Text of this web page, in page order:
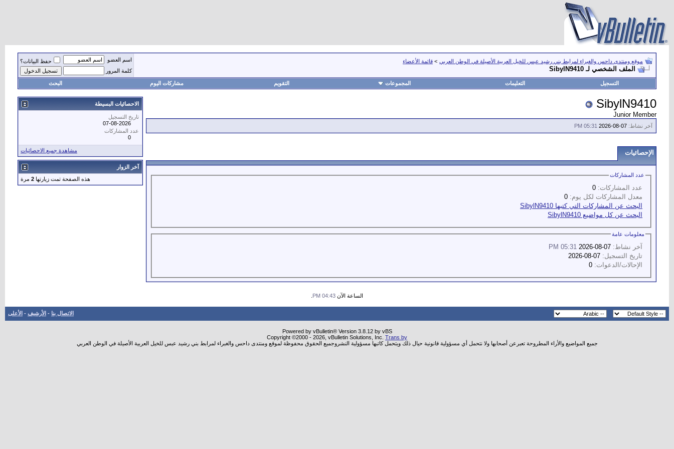
موقع ومنتدى داحس والغبراء لمرابط بني رشيد عبس للخيل العربية الأصيلة في الوطن العربي > قائمة الأعضاء
الملف الشخصي لـ SibylN9410
اسم العضو
حفظ البيانات؟
كلمة المرور
التسجيل التعليمات المجموعات التقويم مشاركات اليوم البحث
SibylN9410
Junior Member
آخر نشاط: 05:31 PM
الإحصائيات
عدد المشاركات
عدد المشاركات:
معدل المشاركات لكل يوم:
البحث عن المشاركات التي كتبها SibylN9410
البحث عن كل مواضيع SibylN9410
معلومات عامة
آخر نشاط:
05:31 PM
تاريخ التسجيل:
الإحالات/الدعوات:
الاحصائيات البسيطة
تاريخ التسجيل
07-08-2026
عدد المشاركات
0
مشاهدة جميع الاحصائيات
آخر الزوار
هذه الصفحة تمت زيارتها 2 مرة
الساعة الآن 04:43 PM
الاتصال بنا - الأرشيف - الأعلى
Powered by vBulletin® Version 3.8.12 by vBS
Copyright ©2000 - 2026, vBulletin Solutions, Inc. Trans by
جميع المواضيع والأراء المطروحة تعبرعن أصحابها ولا نتحمل أي مسؤولية قانونية حيال ذلك ويتحمل كاتبها مسؤولية النشروجميع الحقوق محفوظة لموقع ومنتدى داحس والغبراء لمرابط بني رشيد عبس للخيل العربية الأصيلة في الوطن العربي